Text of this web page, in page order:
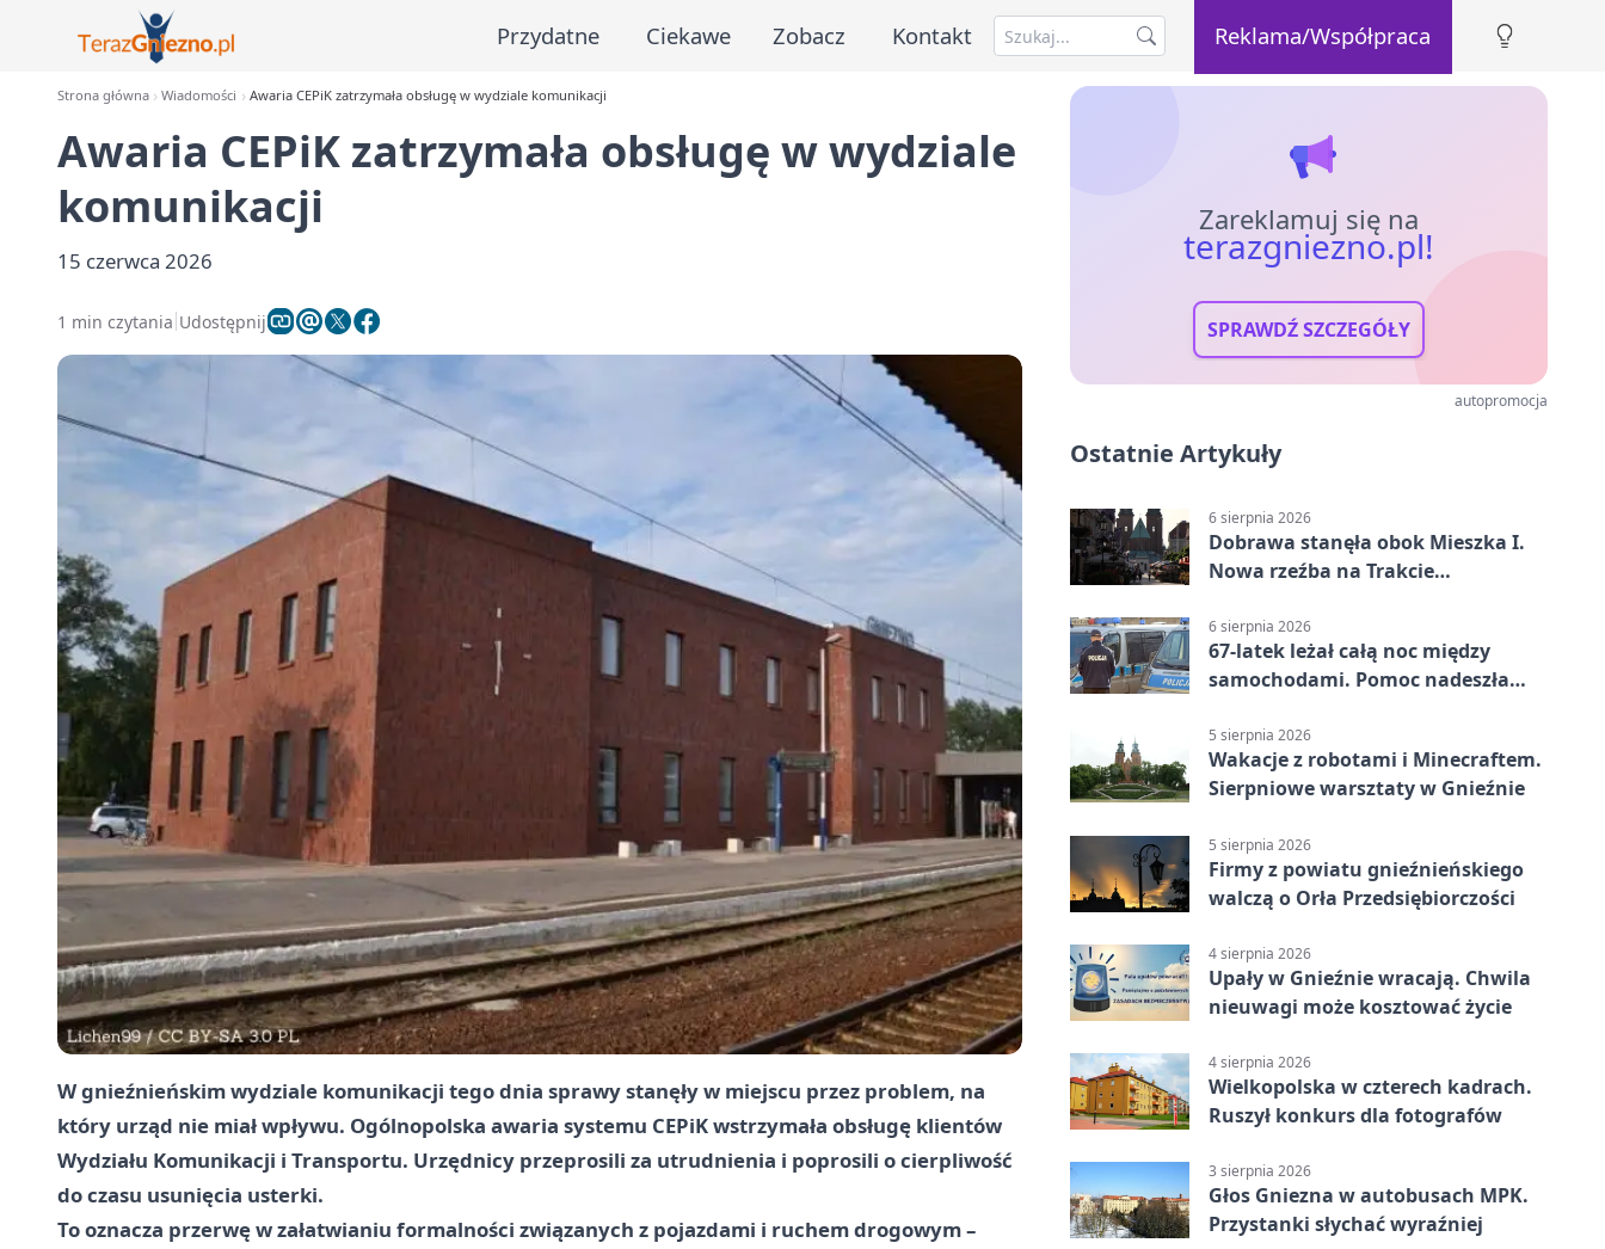
Przydatne Ciekawe Zobacz Kontakt Reklama/Współpraca
Strona główna Wiadomości Awaria CEPiK zatrzymała obsługę w wydziale komunikacji
Awaria CEPiK zatrzymała obsługę w wydziale
komunikacji
15 czerwca 2026
1 min czytania Udostępnij
W gnieźnieńskim wydziale komunikacji tego dnia sprawy stanęły w miejscu przez problem, na
który urząd nie miał wpływu. Ogólnopolska awaria systemu CEPiK wstrzymała obsługę klientów
Wydziału Komunikacji i Transportu. Urzędnicy przeprosili za utrudnienia i poprosili o cierpliwość
do czasu usunięcia usterki.
To oznacza przerwę w załatwianiu formalności związanych z pojazdami i ruchem drogowym –
Zareklamuj się na
terazgniezno.pl!
SPRAWDŹ SZCZEGÓŁY
autopromocja
Ostatnie Artykuły
6 sierpnia 2026
Dobrawa stanęła obok Mieszka I.
Nowa rzeźba na Trakcie
6 sierpnia 2026
67-latek leżał całą noc między
samochodami. Pomoc nadeszła
5 sierpnia 2026
Wakacje z robotami i Minecraftem.
Sierpniowe warsztaty w Gnieźnie
5 sierpnia 2026
Firmy z powiatu gnieźnieńskiego
walczą o Orła Przedsiębiorczości
4 sierpnia 2026
Upały w Gnieźnie wracają. Chwila
nieuwagi może kosztować życie
4 sierpnia 2026
Wielkopolska w czterech kadrach.
Ruszył konkurs dla fotografów
3 sierpnia 2026
Głos Gniezna w autobusach MPK.
Przystanki słychać wyraźniej